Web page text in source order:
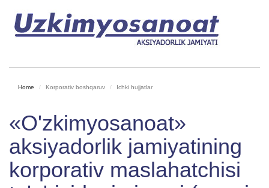
Home Korporativ boshqaruv Ichki hujjatlar
«O'zkimyosanoat»
aksiyadorlik jamiyatining
korporativ maslahatchisi